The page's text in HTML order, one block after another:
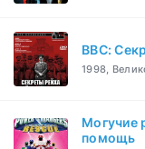
BBC:
1998,
Могучие
помощь